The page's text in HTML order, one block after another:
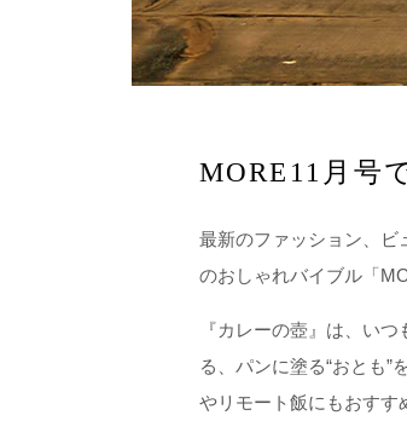
MORE11月号
最新のファッション、ビ
のおしゃれバイブル「
『カレーの壺』は、い
る、パンに塗る“おとも
やリモート飯にもおすす